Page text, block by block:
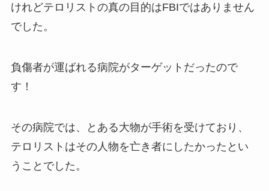
けれどテロリストの真の目的はFBIではありません
でした。
負傷者が運ばれる病院がターゲットだったので
す！
その病院では、とある大物が手術を受けており、
テロリストはその人物を亡き者にしたかったとい
うことでした。